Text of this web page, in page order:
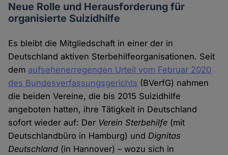
Neue Rolle und Herausforderung für
organisierte Suizidhilfe
Es bleibt die Mitgliedschaft in einer der in
Deutschland aktiven Sterbehilfeorganisationen. Seit
dem aufsehenerregenden Urteil vom Februar 2020
des Bundesverfassungsgerichts (BVerfG) nahmen
die beiden Vereine, die bis 2015 Suizidhilfe
angeboten hatten, ihre Tätigkeit in Deutschland
sofort wieder auf: Der Verein Sterbehilfe (mit
Deutschlandbüro in Hamburg) undDignitas
Deutschland (in Hannover) – wozu sich in